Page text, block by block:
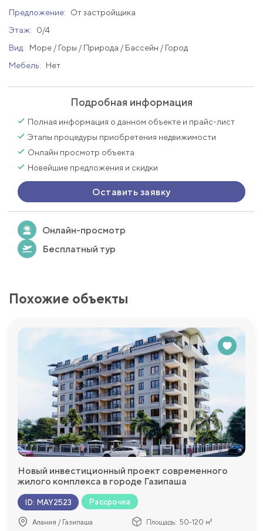
Предложение:
От застройщика
Этаж:
0/4
Вид:
Море / Горы / Природа / Бассейн / Город
Мебель:
Нет
Подробная информация
Полная информация о данном объекте и прайс-лист
Этапы процедуры приобретения недвижимости
Онлайн просмотр объекта
Новейшие предложения и скидки
Оставить заявку
Онлайн-просмотр
Бесплатный тур
Похожие объекты
Новый инвестиционный проект современного
жилого комплекса в городе Газипаша
ID: MAY2523 Рассрочка
Алания / Газипаша Площадь: 50-120 м²